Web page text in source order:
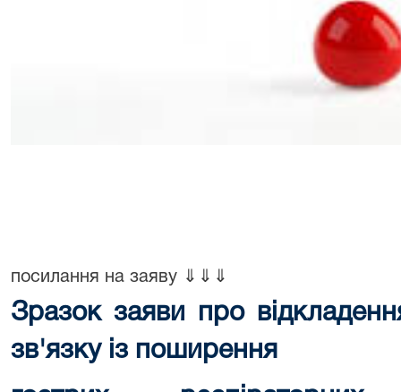
посилання на заяву ⇓⇓⇓
Зразок заяви про
зв'язку із поширення